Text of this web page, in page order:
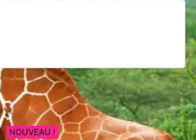
NOUVEAU !